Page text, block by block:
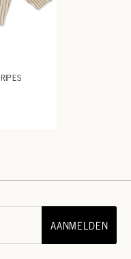
AANMELDEN